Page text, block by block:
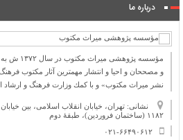
درباره ما
مؤسسه
و مصححان و احیا و انتشار مهمترین آثار مكتوب
نشر میراث مكتوب» و با كمك وزارت فرهنگ و ارشاد
نشانی: تهران، خیابان انقلاب اسلامی، بین
۱۱۸۲ (ساختمان فروردین)، طبقۀ دوم
۰۲۱-۶۶۴۹۰۶۱۲